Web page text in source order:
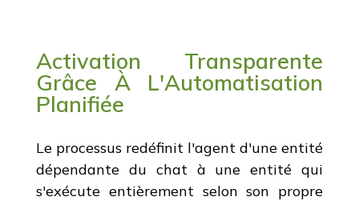
Activation Transparente
Grâce À L'Automatisation
Planifiée
Le processus redéfinit l'agent d'une entité
dépendante du chat à une entité qui
s'exécute entièrement selon son propre